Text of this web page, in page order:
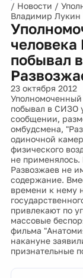
/ Новости /
Владимир Лукин
побывал
23 октября 2012
побывал в СИЗО
сообщении,
омбудсмена,
одиночной
физического
не
Развозжаев не
содержание.
времени к нему
привлекают по
массовые
фильма
накануне
признательные